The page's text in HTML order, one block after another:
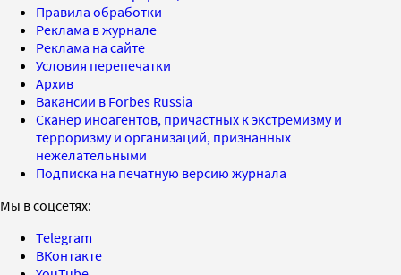
Правила обработки
Реклама в журнале
Реклама на сайте
Условия перепечатки
Архив
Вакансии в Forbes Russia
Сканер иноагентов, причастных к экстремизму и
терроризму и организаций, признанных
нежелательными
Подписка на печатную версию журнала
Мы в соцсетях:
Telegram
ВКонтакте